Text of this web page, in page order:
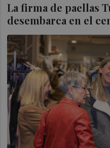
La firma de paellas
desembarca en el